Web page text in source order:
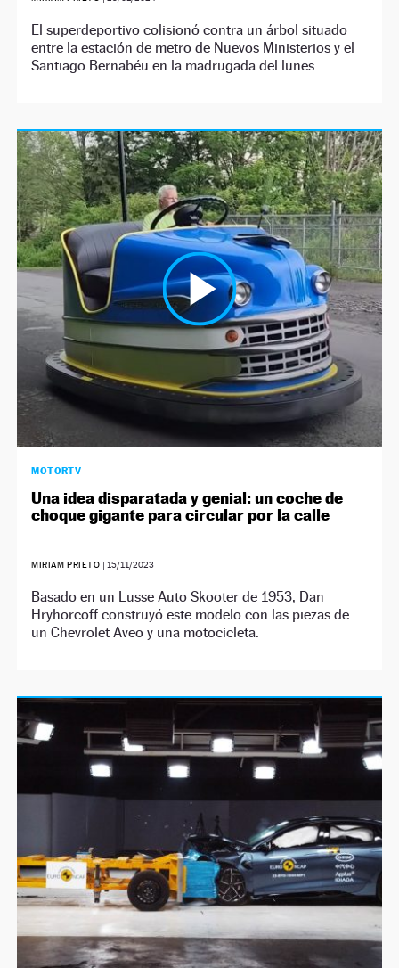
El superdeportivo colisionó contra un árbol situado
entre la estación de metro de Nuevos Ministerios y el
Santiago Bernabéu en la madrugada del lunes.
MOTORTV
Una idea disparatada y genial: un coche de
choque gigante para circular por la calle
MIRIAM PRIETO | 15/11/2023
Basado en un Lusse Auto Skooter de 1953, Dan
Hryhorcoff construyó este modelo con las piezas de
un Chevrolet Aveo y una motocicleta.